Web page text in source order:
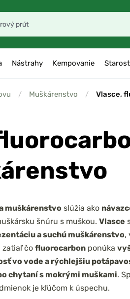
Nástrahy Kempovanie
/ Muškárenstvo / Vlasce,
muškárenstvo slúžia ako
šnúru s muškou. Vlasce
a suchú muškárenstvo,
zatiaľ čo fluorocarbon ponúka
vo vode a rýchlejšiu
chytaní s mokrými muškami.
je kľúčom k úspechu.